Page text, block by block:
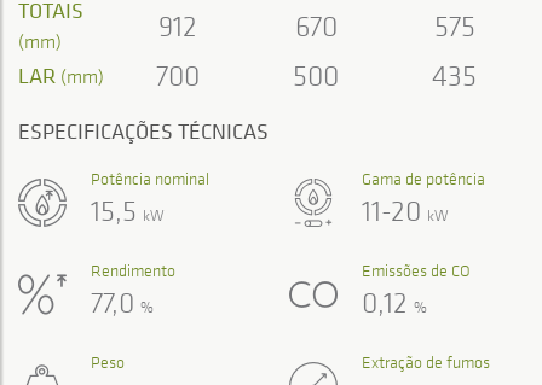
TOTAIS
(mm) 912 670 575
LAR (mm) 700 500 435
ESPECIFICAÇÕES TÉCNICAS
Gama de potência
11-20 kW
Potência nominal
15,5 kW
Rendimento
77,0 %
Emissões de CO
0,12 %
Peso Extração de fumos